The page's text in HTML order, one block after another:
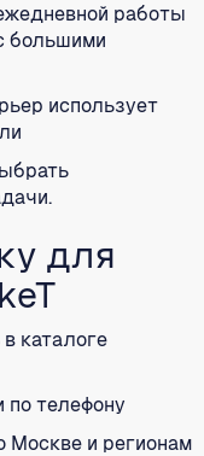
работы
большими
использует
для
каталоге
по телефону
Москве и регионам